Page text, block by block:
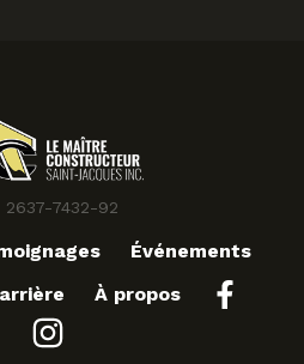
2637-7432-92
Événements
À propos